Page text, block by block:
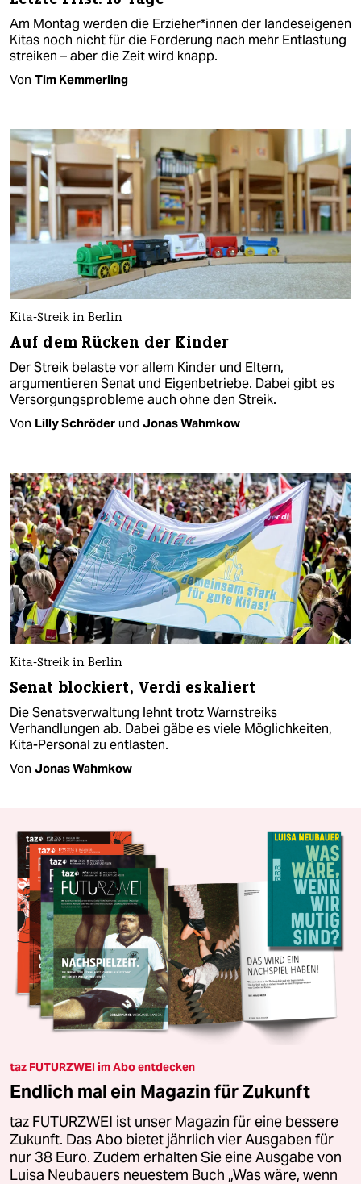
Am Montag werden die Er­zie­he­r*in­nen der landeseigenen
Kitas noch nicht für die Forderung nach mehr Entlastung
streiken – aber die Zeit wird knapp.
Von Tim Kemmerling
Kita-Streik in Berlin
Auf dem Rücken der Kinder
Der Streik belaste vor allem Kinder und Eltern,
argumentieren Senat und Eigenbetriebe. Dabei gibt es
Versorgungsprobleme auch ohne den Streik.
Von Lilly Schröder und Jonas Wahmkow
Kita-Streik in Berlin
Senat blockiert, Verdi eskaliert
Die Senatsverwaltung lehnt trotz Warnstreiks
Verhandlungen ab. Dabei gäbe es viele Möglichkeiten,
Kita-Personal zu entlasten.
Von Jonas Wahmkow
taz FUTURZWEI im Abo entdecken
Endlich mal ein Magazin für Zukunft
taz FUTURZWEI ist unser Magazin für eine bessere
Zukunft. Das Abo bietet jährlich vier Ausgaben für
nur 38 Euro. Zudem erhalten Sie eine Ausgabe von
Luisa Neubauers neuestem Buch „Was wäre, wenn